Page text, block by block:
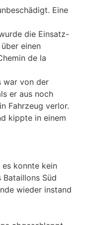
Eine
die Einsatz-
einen
de la
war von der
er aus noch
Fahrzeug verlor.
kippte in einem
konnte kein
Süd
wieder instand